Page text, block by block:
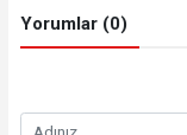
Yorumlar (0)